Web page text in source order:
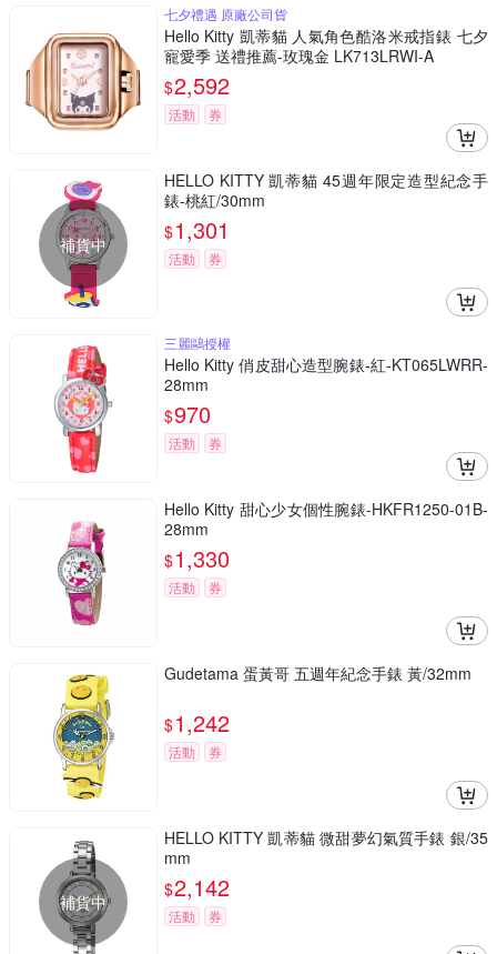
七夕禮遇 原廠公司貨
Hello Kitty 凱蒂貓 人氣角色酷洛米戒指錶 七夕
寵愛季 送禮推薦-玫瑰金 LK713LRWI-A
$2,592
活動 券
補貨中
HELLO KITTY 凱蒂貓 45週年限定造型紀念手
錶-桃紅/30mm
$1,301
活動 券
三麗鷗授權
Hello Kitty 俏皮甜心造型腕錶-紅-KT065LWRR-
28mm
$970
活動 券
Hello Kitty 甜心少女個性腕錶-HKFR1250-01B-
28mm
$1,330
活動 券
Gudetama 蛋黃哥 五週年紀念手錶 黃/32mm
$1,242
活動 券
補貨中
HELLO KITTY 凱蒂貓 微甜夢幻氣質手錶 銀/35
mm
$2,142
活動 券